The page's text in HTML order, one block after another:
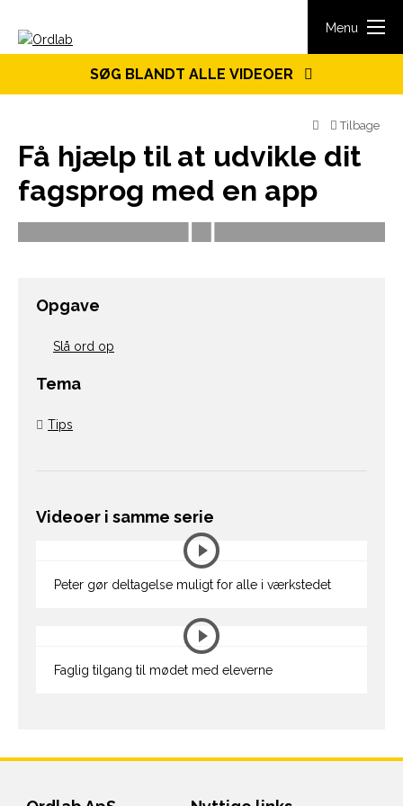
Menu
SØG BLANDT ALLE VIDEOER
Tilbage
Få hjælp til at udvikle dit
fagsprog med en app
Opgave
Slå ord op
Tema
Tips
Videoer i samme serie
Peter gør deltagelse muligt for alle i værkstedet
Faglig tilgang til mødet med eleverne